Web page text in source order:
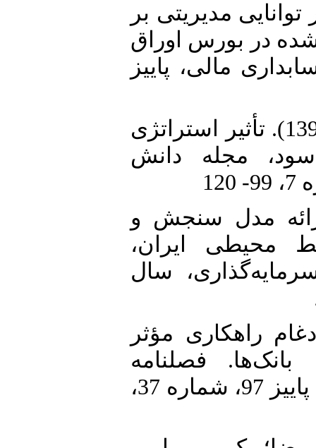
مژگان (1393). تأثیر توانایی مدیریتی بر
در بورس اوراق
مالی، پاییز
5. بولو، قاسم؛ عنابستانی، اکرم (1390). تأثیر استراتژی
مجله دانش
محمد رضا (1392). ارائه مدل سنجش و
محیطی ایران،
سال
صامت، امیر (1397). ادغام راهکاری مؤثر
فصلنامه
پژوهش‌های پولی - بانکی، سال 11، پاییز 97، شماره 37،